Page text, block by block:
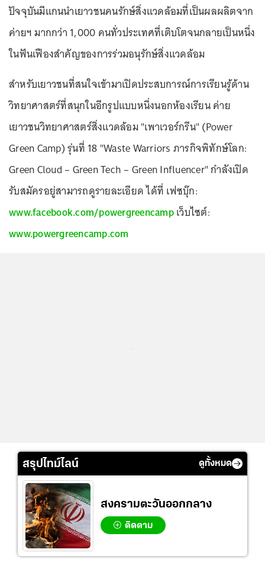
ปัจจุบันมีแกนนำเยาวชนคนรักษ์สิ่งแวดล้อมที่เป็นผลผลิตจาก
ค่ายฯ มากกว่า 1,000 คนทั่วประเทศที่เติบโตจนกลายเป็นหนึ่ง
ในฟันเฟืองสำคัญของการร่วมอนุรักษ์สิ่งแวดล้อม
สำหรับเยาวชนที่สนใจเข้ามาเปิดประสบการณ์การเรียนรู้ด้าน
วิทยาศาสตร์ที่สนุกในอีกรูปแบบหนึ่งนอกห้องเรียน ค่าย
เยาวชนวิทยาศาสตร์สิ่งแวดล้อม "เพาเวอร์กรีน" (Power
Green Camp) รุ่นที่ 18 "Waste Warriors ภารกิจพิทักษ์โลก:
Green Cloud – Green Tech – Green Influencer" กำลังเปิด
รับสมัครอยู่สามารถดูรายละเอียด ได้ที่ เฟซบุ๊ก:
www.facebook.com/powergreencampเว็บไซต์:
www.powergreencamp.com
สรุปไทม์ไลน์ ดูทั้งหมด
สงครามตะวันออกกลาง
ติดตาม